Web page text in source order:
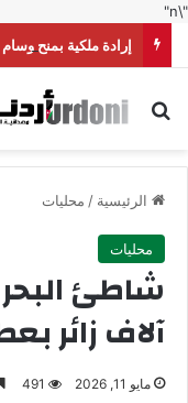
"\n"
إرادة ملكية بمنح
بحث عن
الرئيسية / محليات
محليات
آلاف زائر
مايو 11, 2026 491